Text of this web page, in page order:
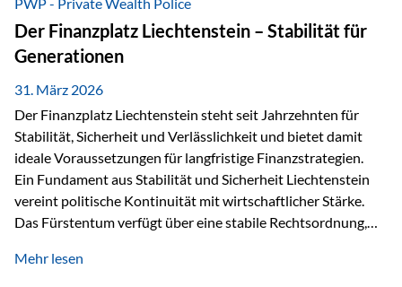
heißt das:Diese Gelder gehören im Konkursfall nicht zur
allgemeinen Konkursmasse, sondern werden ausschließlich
zur Erfüllung…
Der Finanzplatz Liechtenstein – Stabilität für
Generationen
31. März 2026
Der Finanzplatz Liechtenstein steht seit Jahrzehnten für
Stabilität, Sicherheit und Verlässlichkeit und bietet damit
ideale Voraussetzungen für langfristige Finanzstrategien.
Ein Fundament aus Stabilität und Sicherheit Liechtenstein
vereint politische Kontinuität mit wirtschaftlicher Stärke.
Das Fürstentum verfügt über eine stabile Rechtsordnung,
monarchischen Elementen basiert. Diese Struktur schafft
Mehr lesen